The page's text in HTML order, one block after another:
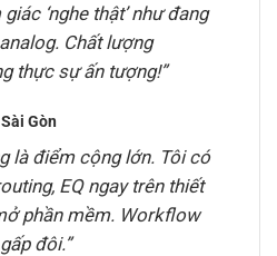
‘nghe thật’ như đang
Chất lượng
thực sự ấn tượng!”
Gòn
là điểm cộng lớn. Tôi có
EQ ngay trên thiết
phần mềm. Workflow
đôi.”